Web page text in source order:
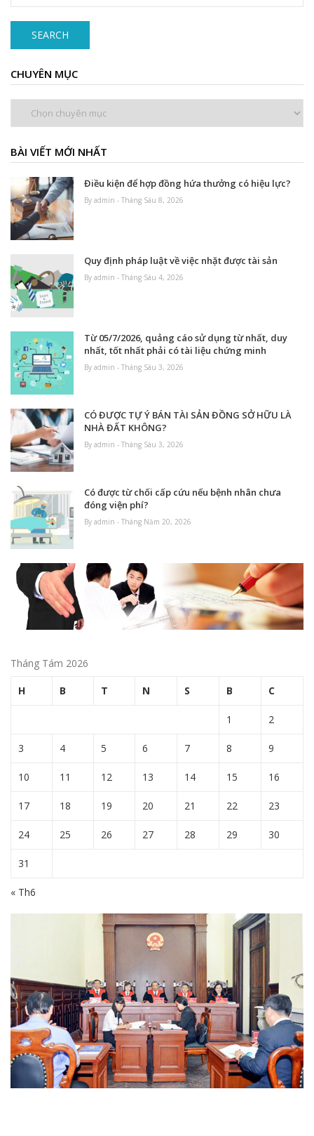
SEARCH
CHUYÊN MỤC
BÀI VIẾT MỚI NHẤT
Điều kiện để hợp đồng hứa thưởng có hiệu lực?
By admin - Tháng Sáu 8, 2026
Quy định pháp luật về việc nhặt được tài sản
By admin - Tháng Sáu 4, 2026
Từ 05/7/2026, quảng cáo sử dụng từ nhất, duy
nhất, tốt nhất phải có tài liệu chứng minh
By admin - Tháng Sáu 3, 2026
CÓ ĐƯỢC TỰ Ý BÁN TÀI SẢN ĐỒNG SỞ HỮU LÀ
NHÀ ĐẤT KHÔNG?
By admin - Tháng Sáu 3, 2026
Có được từ chối cấp cứu nếu bệnh nhân chưa
đóng viện phí?
By admin - Tháng Năm 20, 2026
Tháng Tám 2026
H B T N S B C
1 2
3 4 5 6 7 8 9
10 11 12 13 14 15 16
17 18 19 20 21 22 23
24 25 26 27 28 29 30
31
« Th6